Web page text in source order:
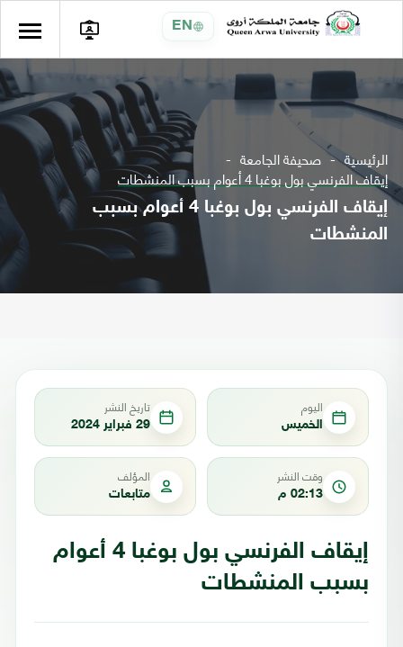
EN
الرئيسية صحيفة الجامعة
إيقاف الفرنسي بول بوغبا 4 أعوام بسبب المنشطات
إيقاف الفرنسي بول بوغبا 4 أعوام بسبب
المنشطات
اليوم
الخميس
تاريخ النشر
29 فبراير 2024
وقت النشر
02:13 م
المؤلف
متابعات
إيقاف الفرنسي بول بوغبا 4 أعوام
بسبب المنشطات